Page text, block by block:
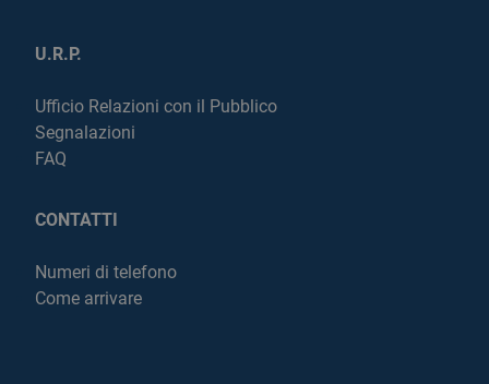
U.R.P.
Ufficio Relazioni con il Pubblico
Segnalazioni
FAQ
CONTATTI
Numeri di telefono
Come arrivare